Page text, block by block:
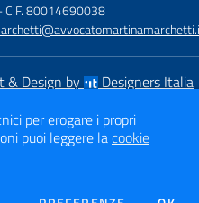
C.F. 80014690038
& Design by
Designers Italia
per erogare i propri
puoi leggere lacookie